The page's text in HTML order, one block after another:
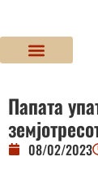
Папата
08/02/2023